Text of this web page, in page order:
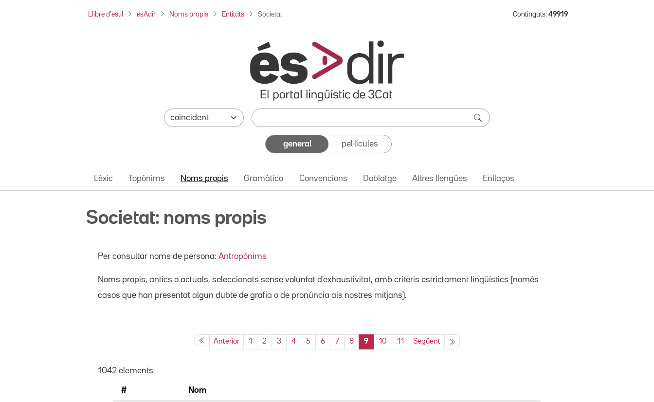
Llibre d'estil ésAdir Noms propis Entitats Societat Continguts: 49919
general pel·lícules
Lèxic Topònims Noms propis Gramàtica Convencions Doblatge Altres llengües Enllaços
Societat: noms propis
Per consultar noms de persona: Antropònims
Noms propis, antics o actuals, seleccionats sense voluntat d'exhaustivitat, amb criteris estrictament lingüístics (només
casos que han presentat algun dubte de grafia o de pronúncia als nostres mitjans).
Anterior 1 2 3 4 5 6 7 8 9 10 11 Següent
1042 elements
# Nom